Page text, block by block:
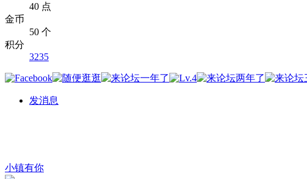
40 点
金币
50 个
积分
3235
发消息
小镇有你